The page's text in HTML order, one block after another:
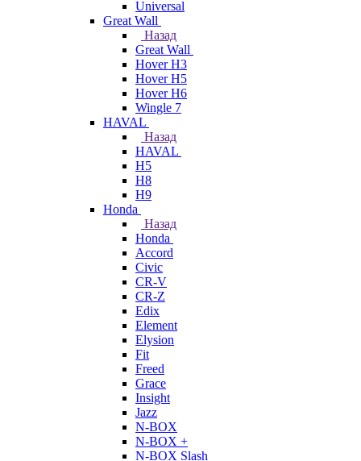
Universal
Great Wall
Назад
Great Wall
Hover H3
Hover H5
Hover H6
Wingle 7
HAVAL
Назад
HAVAL
H5
H8
H9
Honda
Назад
Honda
Accord
Civic
CR-V
CR-Z
Edix
Element
Elysion
Fit
Freed
Grace
Insight
Jazz
N-BOX
N-BOX +
N-BOX Slash